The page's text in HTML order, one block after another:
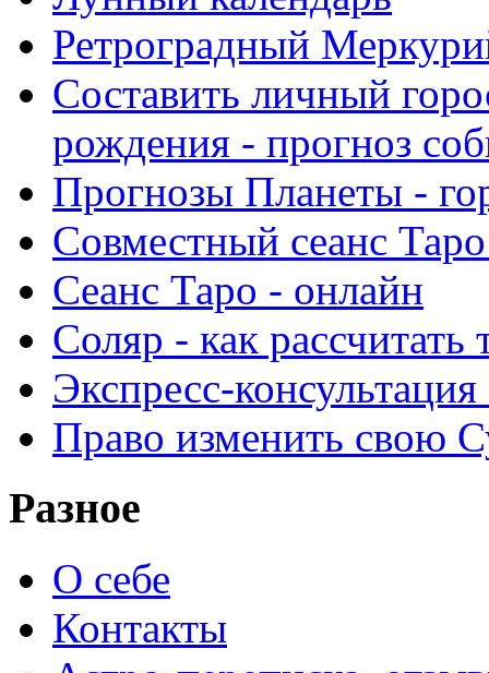
Ретроградный
Составить личный
рождения - прогноз
Прогнозы Планеты -
Совместный сеанс
Сеанс Таро - онлайн
Соляр - как
Экспресс-
Право изменить свою
Разное
О себе
Контакты